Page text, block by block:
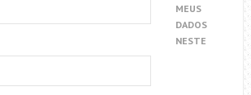
MEUS
DADOS
NESTE